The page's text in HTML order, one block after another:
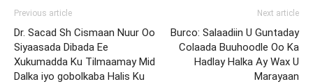
Previous article
Dr. Sacad Sh Cismaan Nuur Oo
Siyaasada Dibada Ee
Xukumadda Ku Tilmaamay Mid
Dalka iyo gobolkaba Halis Ku
Next article
Burco: Salaadiin U Guntaday
Colaada Buuhoodle Oo Ka
Hadlay Halka Ay Wax U
Marayaan